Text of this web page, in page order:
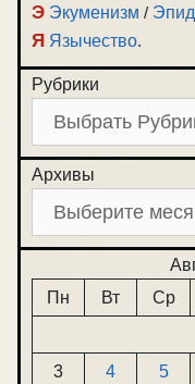
Э Экуменизм /
Я Язычество.
Рубрики
Архивы
Пн
Вт Ср
3
4 5